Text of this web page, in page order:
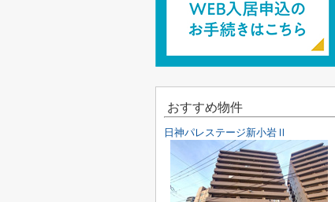
おすすめ物件
日神パレステージ新小岩Ⅱ